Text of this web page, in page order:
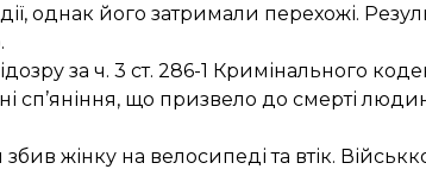
однак його затримали перехожі.
за ч. 3 ст. 286-1 Кримінального
сп’яніння, що призвело до смерті
жінку на велосипеді та втік.